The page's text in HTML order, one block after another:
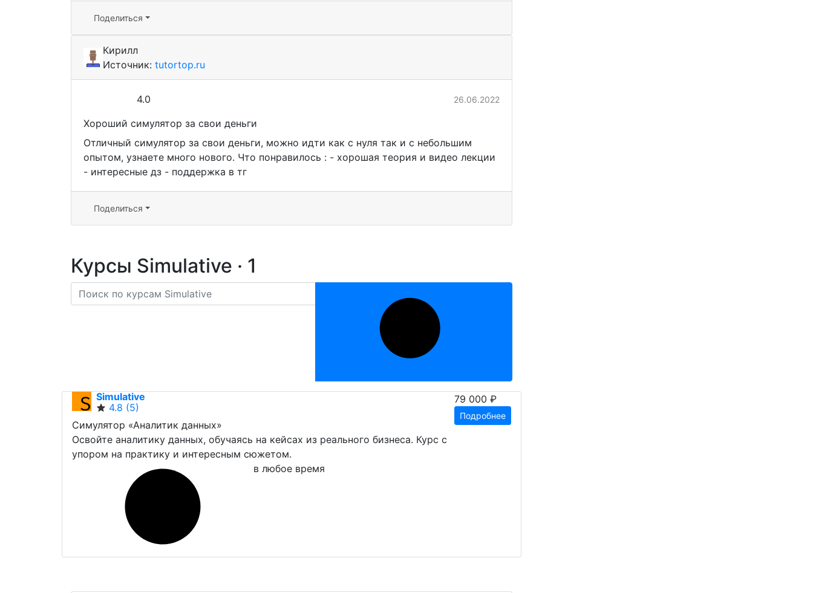
Поделиться
Кирилл
Источник: tutortop.ru
4.0 26.06.2022
Хороший симулятор за свои деньги
Отличный симулятор за свои деньги, можно идти как с нуля так и с небольшим
опытом, узнаете много нового. Что понравилось : - хорошая теория и видео лекции
- интересные дз - поддержка в тг
Поделиться
Курсы Simulative · 1
Simulative
4.8 (5)
Симулятор «Аналитик данных»
Освойте аналитику данных, обучаясь на кейсах из реального бизнеса. Курс с
упором на практику и интересным сюжетом.
в любое время
79 000 ₽
Подробнее